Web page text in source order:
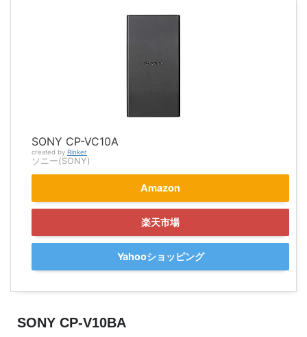
SONY CP-VC10A
created by Rinker
ソニー(SONY)
Amazon
楽天市場
Yahooショッピング
SONY CP-V10BA